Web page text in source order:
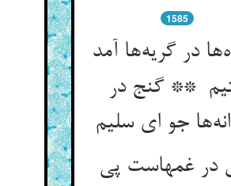
1585
در گریه‌ها آمد
** گنج در
در غمهاست پی